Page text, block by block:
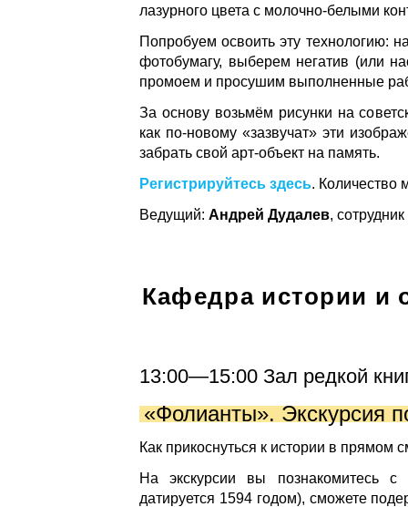
лазурного цвета с молочно-белыми
Попробуем освоить эту технологию:
фотобумагу, выберем негатив (или
промоем и просушим выполненные
За основу возьмём рисунки на
как по-новому «зазвучат» эти
забрать свой арт-объект на память.
Регистрируйтесь здесь. Количество
Ведущий: Андрей Дудалев,
Кафедра истории и
13:00—15:00 Зал редкой
«Фолианты». Экскурсия
Как прикоснуться к истории в прямом
На экскурсии вы познакомитесь
датируется 1594 годом), сможете